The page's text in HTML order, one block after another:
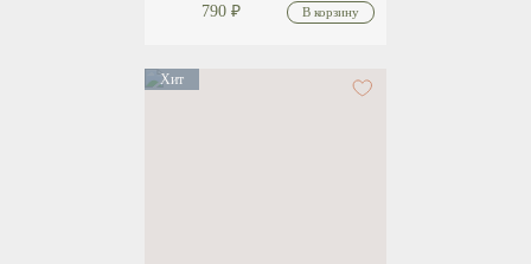
790 ₽
Хит